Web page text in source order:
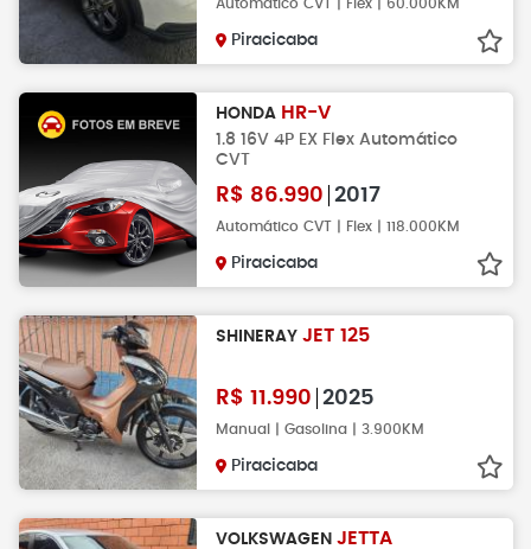
Automático CVT | Flex | 60.000KM
Piracicaba
HONDA HR-V
1.8 16V 4P EX Flex Automático
CVT
R$ 86.990 2017
Automático CVT | Flex | 118.000KM
Piracicaba
SHINERAY JET 125
R$ 11.990 2025
Manual | Gasolina | 3.900KM
Piracicaba
VOLKSWAGEN JETTA